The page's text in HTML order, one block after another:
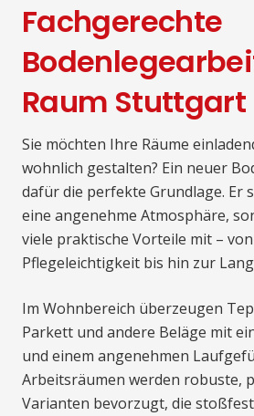
Fachgerechte
Raum Stuttgart
Sie möchten Ihre Räume
wohnlich gestalten? Ein neuer
dafür die perfekte Grundlage. Er
eine angenehme Atmosphäre,
viele praktische Vorteile mit –
Pflegeleichtigkeit bis hin zur
Im Wohnbereich überzeugen
Parkett und andere Beläge mit
und einem angenehmen
Arbeitsräumen werden robuste,
Varianten bevorzugt, die